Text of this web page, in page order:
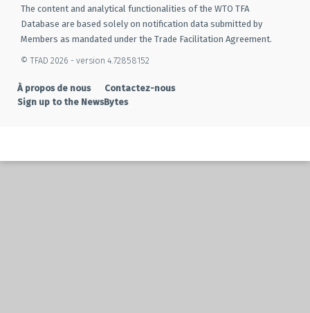
The content and analytical functionalities of the WTO TFA
Database are based solely on notification data submitted by
Members as mandated under the Trade Facilitation Agreement.
© TFAD 2026 - version 4.72858152
À propos de nous
Contactez-nous
Sign up to the NewsBytes